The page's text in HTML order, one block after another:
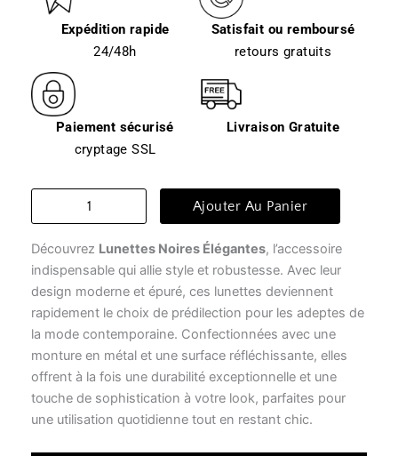
Expédition rapide
24/48h
Satisfait ou remboursé
retours gratuits
Paiement sécurisé
cryptage SSL
Livraison Gratuite
quantité
transparente
homme
lunettes
noires
élégantes
Ajouter Au Panier
Découvrez Lunettes Noires Élégantes, l’accessoire
indispensable qui allie style et robustesse. Avec leur
design moderne et épuré, ces lunettes deviennent
rapidement le choix de prédilection pour les adeptes de
la mode contemporaine. Confectionnées avec une
monture en métal et une surface réfléchissante, elles
offrent à la fois une durabilité exceptionnelle et une
touche de sophistication à votre look, parfaites pour
une utilisation quotidienne tout en restant chic.